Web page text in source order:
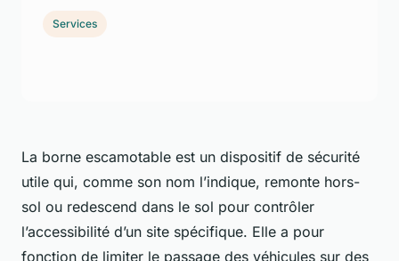
La borne escamotable est un dispositif de sécurité
utile qui, comme son nom l’indique, remonte hors-
sol ou redescend dans le sol pour contrôler
l’accessibilité d’un site spécifique. Elle a pour
fonction de limiter le passage des véhicules sur des
Services